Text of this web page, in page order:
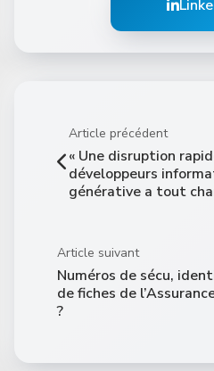
Article précédent
« Une disruption
développeurs
générative a tout
Article suivant
Numéros de sécu,
de fiches de
?